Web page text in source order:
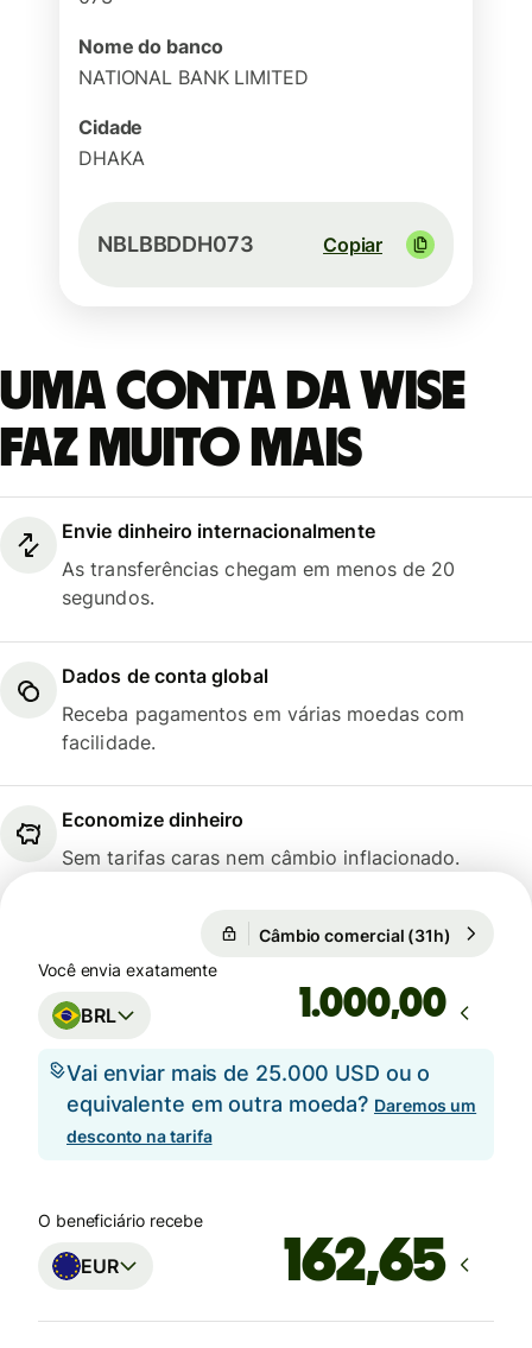
Nome do banco
NATIONAL BANK LIMITED
Cidade
DHAKA
NBLBBDDH073 Copiar
Uma conta da Wise
faz muito mais
Envie dinheiro internacionalmente
As transferências chegam em menos de 20
segundos.
Dados de conta global
Receba pagamentos em várias moedas com
facilidade.
Economize dinheiro
Sem tarifas caras nem câmbio inflacionado.
Câmbio comercial (31h)
Você envia exatamente
BRL ,00
Vai enviar mais de 25.000 USD ou o
equivalente em outra moeda? Daremos um
desconto na tarifa
O beneficiário recebe
EUR